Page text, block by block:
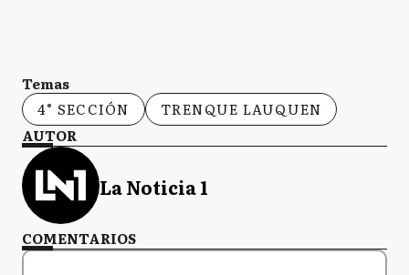
Temas
4° SECCIÓN
TRENQUE LAUQUEN
AUTOR
La Noticia 1
COMENTARIOS